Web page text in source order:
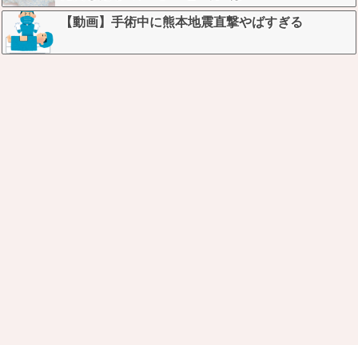
w w
【動画】手術中に熊本地震直撃やばすぎる